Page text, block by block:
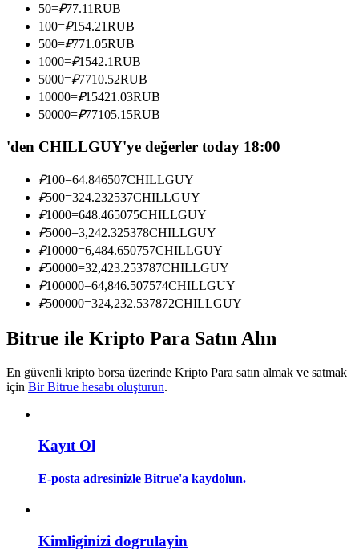
Kopya Tüccarı Olun
Kâr paylaşımı ve kopya ticaret komisyonlarının tadını çıkarın
Bilgi
Ticaret bilgileri vb. dahil olmak üzere büyük veri analizi.
50=₽77.11RUB
100=₽154.21RUB
500=₽771.05RUB
1000=₽1542.1RUB
5000=₽7710.52RUB
10000=₽15421.03RUB
50000=₽77105.15RUB
'den CHILLGUY'ye değerler today 18:00
₽100=64.846507CHILLGUY
₽500=324.232537CHILLGUY
₽1000=648.465075CHILLGUY
₽5000=3,242.325378CHILLGUY
₽10000=6,484.650757CHILLGUY
₽50000=32,423.253787CHILLGUY
₽100000=64,846.507574CHILLGUY
₽500000=324,232.537872CHILLGUY
Bitrue ile Kripto Para Satın Alın
En güvenli kripto borsa üzerinde Kripto Para satın almak ve satmak
için Bir Bitrue hesabı oluşturun.
Kayıt Ol
E-posta adresinizle Bitrue'a kaydolun.
Kimliginizi dogrulayin